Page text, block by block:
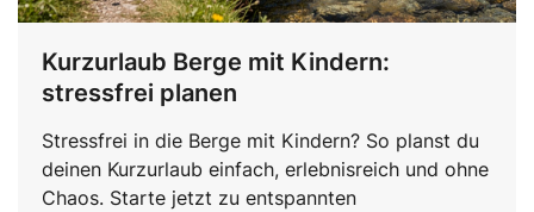
Kurzurlaub Berge mit Kindern:
stressfrei planen
Stressfrei in die Berge mit Kindern? So planst du
deinen Kurzurlaub einfach, erlebnisreich und ohne
Chaos. Starte jetzt zu entspannten